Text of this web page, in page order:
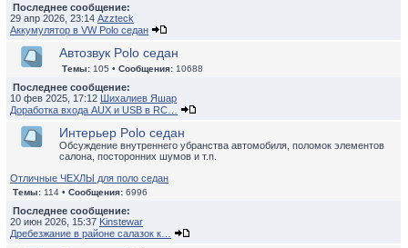
Последнее сообщение:
29 апр 2026, 23:14 Azzteck
Аккумулятор в VW Polo седан
Автозвук Polo седан
Темы: 105 • Сообщения: 10688
Последнее сообщение:
10 фев 2025, 17:12 Шихалиев Яшар
Доработка входа AUX и USB в RC…
Интерьер Polo седан
Обсуждение внутреннего убранства автомобиля, поломок элементов
салона, посторонних шумов и т.п.
Отличные ЧЕХЛЫ для поло седан
Темы: 114 • Сообщения: 6996
Последнее сообщение:
20 июн 2026, 15:37 Kinstewar
Дребезжание в районе салазок к…